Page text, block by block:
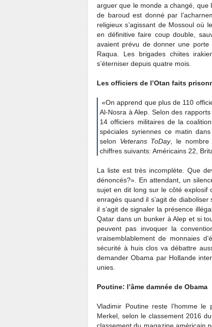
arguer que le monde a changé,
de baroud est donné par
religieux s’agissant de Mossoul où
en définitive faire coup double,
avaient prévu de donner une
Raqua. Les brigades chiites
s’éterniser depuis quatre mois.
Les officiers de l’Otan faits
«On apprend que plus de 110
Al-Nosra à Alep. Selon des
14 officiers militaires de la
spéciales syriennes ce matin
selon Veterans ToDay, le nombre
chiffres suivants: Américains 22,
La liste est très incomplète. Que
dénoncés?». En attendant, un
sujet en dit long sur le côté explosif
enragés quand il s’agit de
il s’agit de signaler la présence
Qatar dans un bunker à Alep et si
peuvent pas invoquer la
vraisemblablement de monnaies
sécurité à huis clos va débattre
demander Obama par Hollande
unies.
Poutine: l’âme damnée de Obama
Vladimir Poutine reste l’homme
Merkel, selon le classement 2016